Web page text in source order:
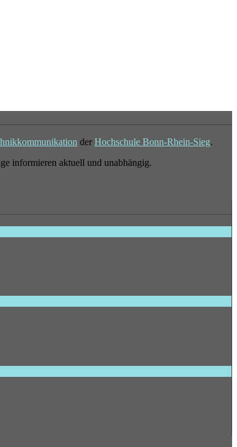
der Hochschule Bonn-Rhein-Sieg.
informieren aktuell und unabhängig.